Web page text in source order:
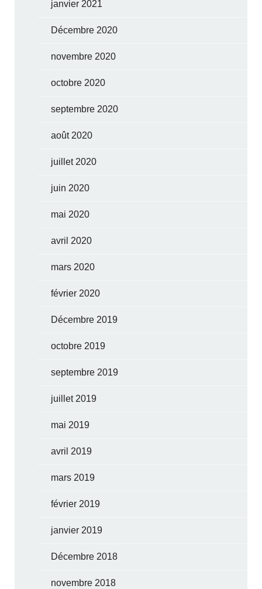
janvier 2021
Décembre 2020
novembre 2020
octobre 2020
septembre 2020
août 2020
juillet 2020
juin 2020
mai 2020
avril 2020
mars 2020
février 2020
Décembre 2019
octobre 2019
septembre 2019
juillet 2019
mai 2019
avril 2019
mars 2019
février 2019
janvier 2019
Décembre 2018
novembre 2018